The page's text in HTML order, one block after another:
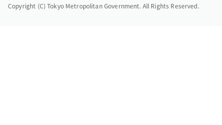
Copyright (C) Tokyo Metropolitan Government. All Rights Reserved.